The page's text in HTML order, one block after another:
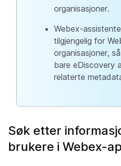
organisasjoner.
Webex-
tilgjengelig for
organisasjoner,
bare eDiscovery
relaterte
Søk etter
brukere i Webex-